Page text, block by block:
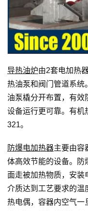
导热油炉由2套电加热
热油泵和阀门管道系统
油泵橇分开布置，有
设备运行更可靠。有机
321。
防爆电加热器主要由容
体高效节能的设备。防
面走被加热物质，安
介质达到工艺要求的温
热电偶，容器内空气一